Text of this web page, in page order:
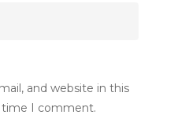
and website in this
I comment.